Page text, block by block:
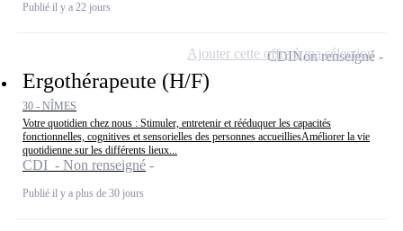
Publié il y a 22 jours
Ergothérapeute (H/F)
30 - NÎMES
Votre quotidien chez nous : Stimuler, entretenir et rééduquer les capacités
fonctionnelles, cognitives et sensorielles des personnes accueilliesAméliorer la vie
quotidienne sur les différents lieux...
CDI - Non renseigné
Publié il y a plus de 30 jours
CDINon renseigné
Ajouter cette offre à ma sélection